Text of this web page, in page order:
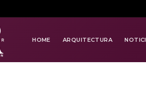
HOME ARQUITECTURA